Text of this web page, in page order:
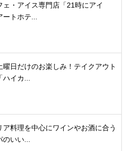
ェ・アイス専門店「21時にアイ
トホテ...
曜日だけのお楽しみ！テイクアウト
イカ...
ア料理を中心にワインやお酒に合う
のいい...